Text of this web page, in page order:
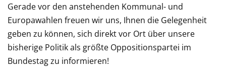
Gerade vor den anstehenden Kommunal- und
Europawahlen freuen wir uns, Ihnen die Gelegenheit
geben zu können, sich direkt vor Ort über unsere
bisherige Politik als größte Oppositionspartei im
Bundestag zu informieren!